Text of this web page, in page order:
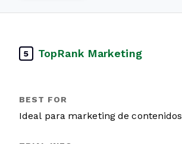
5 TopRank Marketing
Ideal para marketing de contenidos